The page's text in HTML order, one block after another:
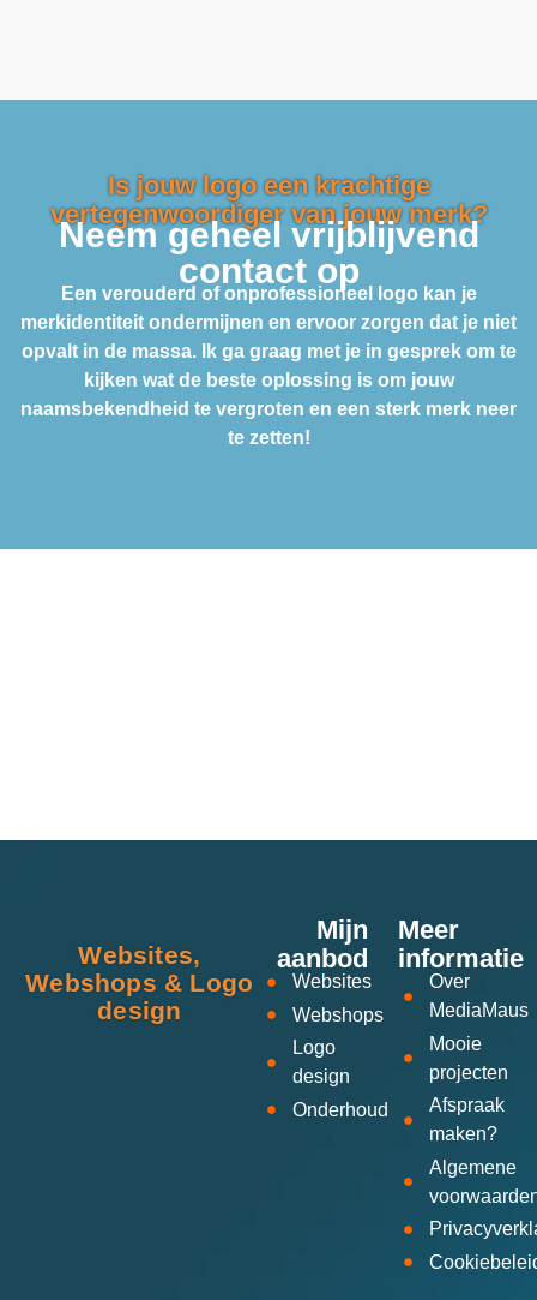
Is jouw logo een krachtige
vertegenwoordiger van jouw merk?
Neem geheel vrijblijvend
contact op
Een verouderd of onprofessioneel logo kan je
merkidentiteit ondermijnen en ervoor zorgen dat je niet
opvalt in de massa. Ik ga graag met je in gesprek om te
kijken wat de beste oplossing is om jouw
naamsbekendheid te vergroten en een sterk merk neer
te zetten!
Websites,
Webshops & Logo
design
Mijn
aanbod
Websites
Webshops
Logo
design
Onderhoud
Meer
informatie
Over
MediaMaus
Mooie
projecten
Afspraak
maken?
Algemene